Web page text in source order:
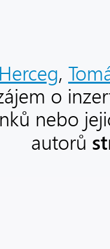
,
o
nebo
autorů